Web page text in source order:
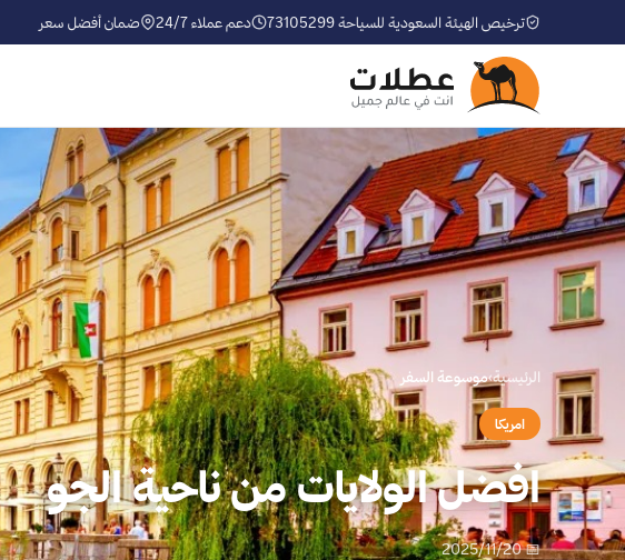
ترخيص الهيئة السعودية للسياحة 73105299 دعم عملاء 24/7 ضمان أفضل سعر
الرئيسية›موسوعة السفر
امريكا
افضل الولايات من ناحية الجو
📅 2025/11/20